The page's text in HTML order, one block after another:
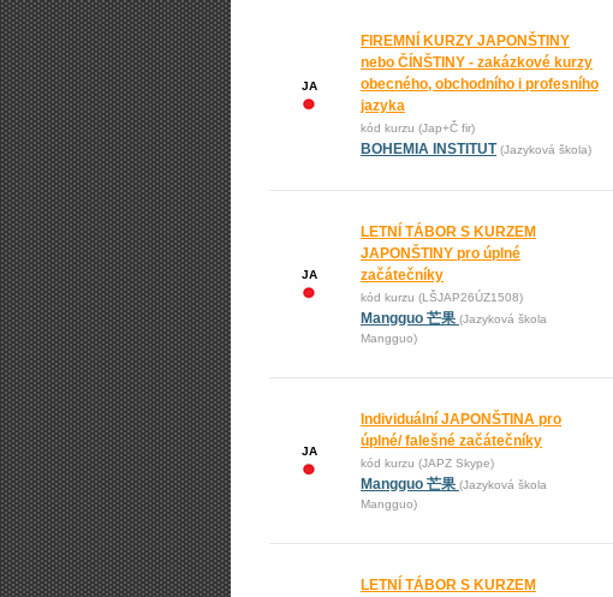
JA
FIREMNÍ KURZY JAPONŠTINY
nebo ČÍNŠTINY - zakázkové kurzy
obecného, obchodního i profesního
jazyka
kód kurzu (Jap+Č fir)
BOHEMIA INSTITUT (Jazyková škola)
JA
LETNÍ TÁBOR S KURZEM
JAPONŠTINY pro úplné
začátečníky
kód kurzu (LŠJAP26ÚZ1508)
Mangguo 芒果 (Jazyková škola
Mangguo)
JA
Individuální JAPONŠTINA pro
úplné/ falešné začátečníky
kód kurzu (JAPZ Skype)
Mangguo 芒果 (Jazyková škola
Mangguo)
LETNÍ TÁBOR S KURZEM